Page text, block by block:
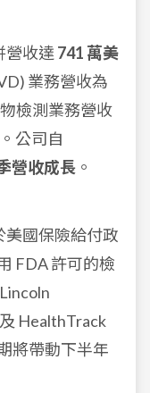
營收達 741 萬美
業務營收為
物檢測業務營收
。公司自
營收成長 。
美國保險給付政
FDA 許可的檢
HealthTrack
將帶動下半年